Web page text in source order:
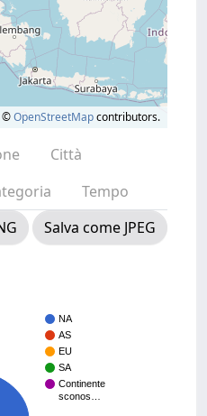
©OpenStreetMapcontributors.
Città
Tempo
Salva come JPEG
NA
AS
EU
SA
Continente
sconos…